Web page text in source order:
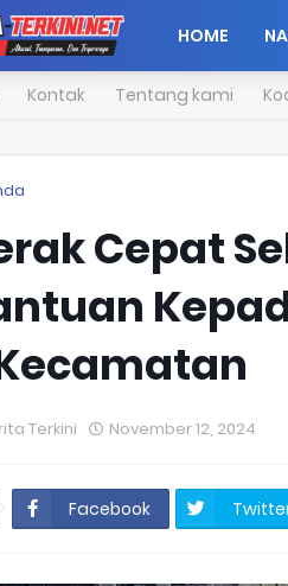
HOME
Kontak Tentang kami
Cepat
Terkini November 12, 2024
Facebook